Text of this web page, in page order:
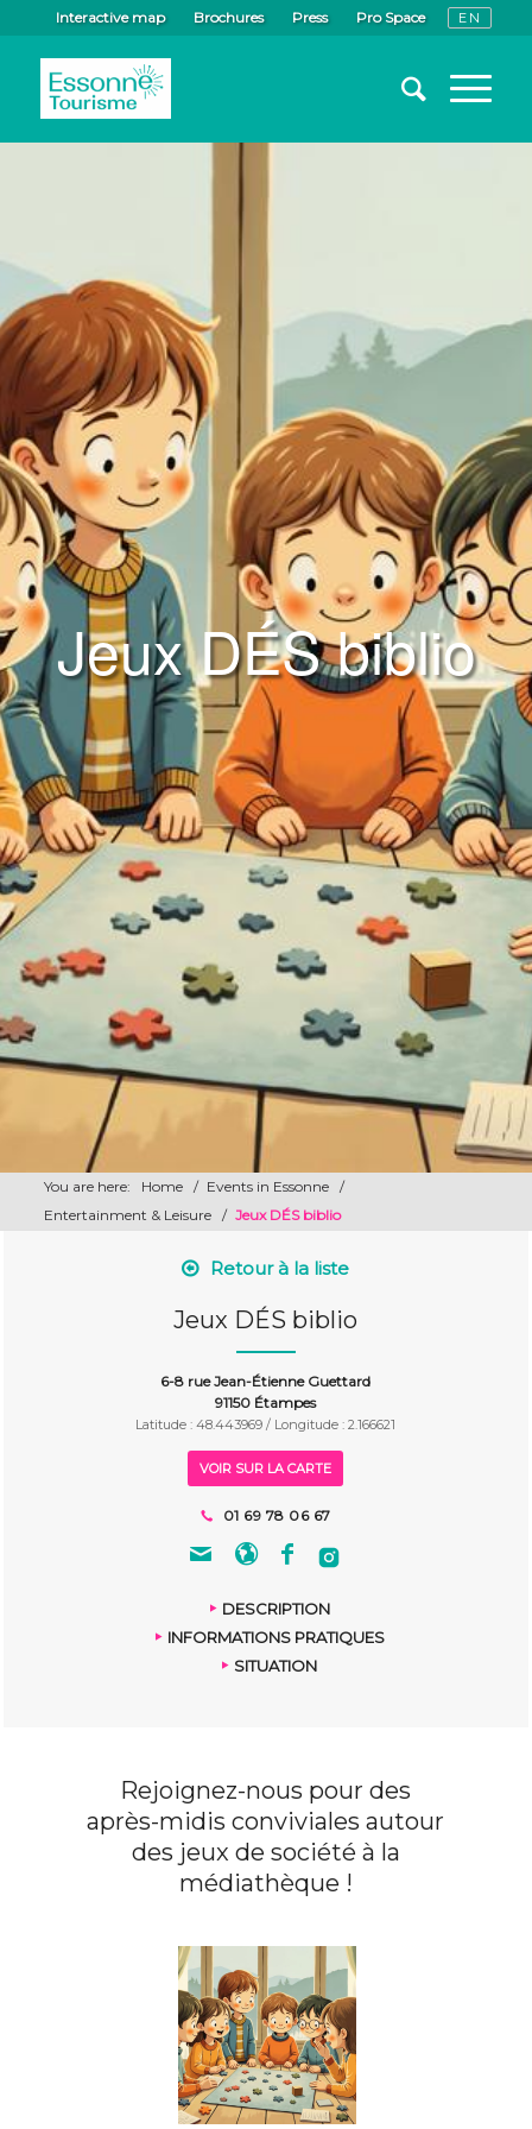
Interactive map Brochures Press Pro Space
Jeux DÉS biblio
You are here: Home / Events in Essonne
/
Entertainment & Leisure
/ Jeux DÉS biblio
Retour à la liste
Jeux DÉS biblio
6-8 rue Jean-Étienne Guettard
91150 Étampes
Latitude : 48.443969 / Longitude : 2.166621
VOIR SUR LA CARTE
01 69 78 06 67
DESCRIPTION
INFORMATIONS PRATIQUES
SITUATION
Rejoignez-nous pour des
après-midis conviviales autour
des jeux de société à la
médiathèque !